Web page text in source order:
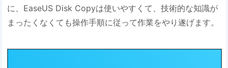
に、EaseUS Disk Copyは使いやすくて、技術的な知識が
まったくなくても操作手順に従って作業をやり遂げます。